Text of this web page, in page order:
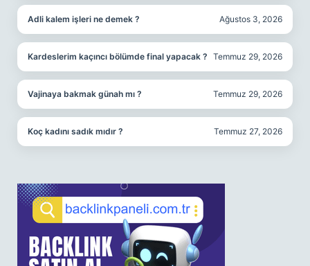
Adli kalem işleri ne demek ? Ağustos 3, 2026
Kardeslerim kaçıncı bölümde final yapacak ? Temmuz 29, 2026
Vajinaya bakmak günah mı ? Temmuz 29, 2026
Koç kadını sadık mıdır ? Temmuz 27, 2026